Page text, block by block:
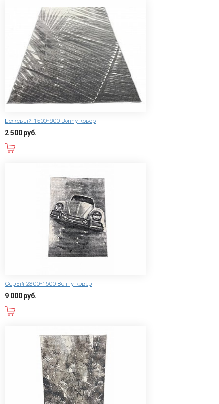
Бежевый 1500*800 Bonny ковер
2 500 руб.
Серый 2300*1600 Bonny ковер
9 000 руб.